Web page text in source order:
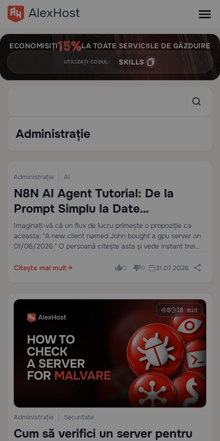
ECONOMISIȚI LA TOATE SERVICIILE DE GĂZDUIRE
UTILIZAȚI CODUL: SKILLS
Administrație
Administrație AI
N8N AI Agent Tutorial: De la
Prompt Simplu la Date
Structurate în Workflow
Imaginați-vă că un flux de lucru primește o propoziție ca
aceasta: "A new client named John bought a gpu server on
01/06/2026." O persoană citește asta și vede instant trei
Citește mai mult
0 0 31.07.2026
8 18 min
Administrație Securitate
Cum să verifici un server pentru